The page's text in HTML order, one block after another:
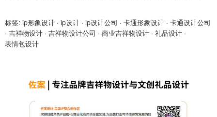
标签: ip形象设计 · ip设计 · ip设计公司 · 卡通形象设计 · 卡通设计公司
· 吉祥物设计 · 吉祥物设计公司 · 商业吉祥物设计 · 礼品设计 ·
表情包设计